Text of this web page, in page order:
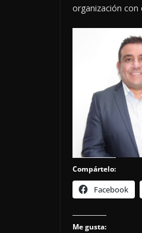
organización con
Compártelo:
Facebook
Me gusta: